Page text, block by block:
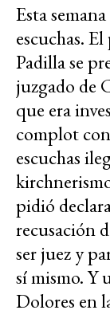
Esta
escuchas.
Padilla se
juzgado de
que era
complot
escuchas
pidió
recusación
ser juez y
sí mismo. Y
Dolores en